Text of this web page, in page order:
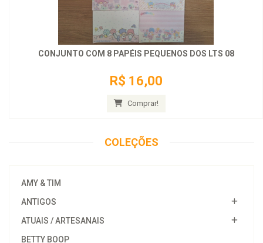
CONJUNTO COM 8 PAPÉIS PEQUENOS DOS LTS 08
R$ 16,00
Comprar!
COLEÇÕES
AMY & TIM
ANTIGOS
ATUAIS / ARTESANAIS
BETTY BOOP